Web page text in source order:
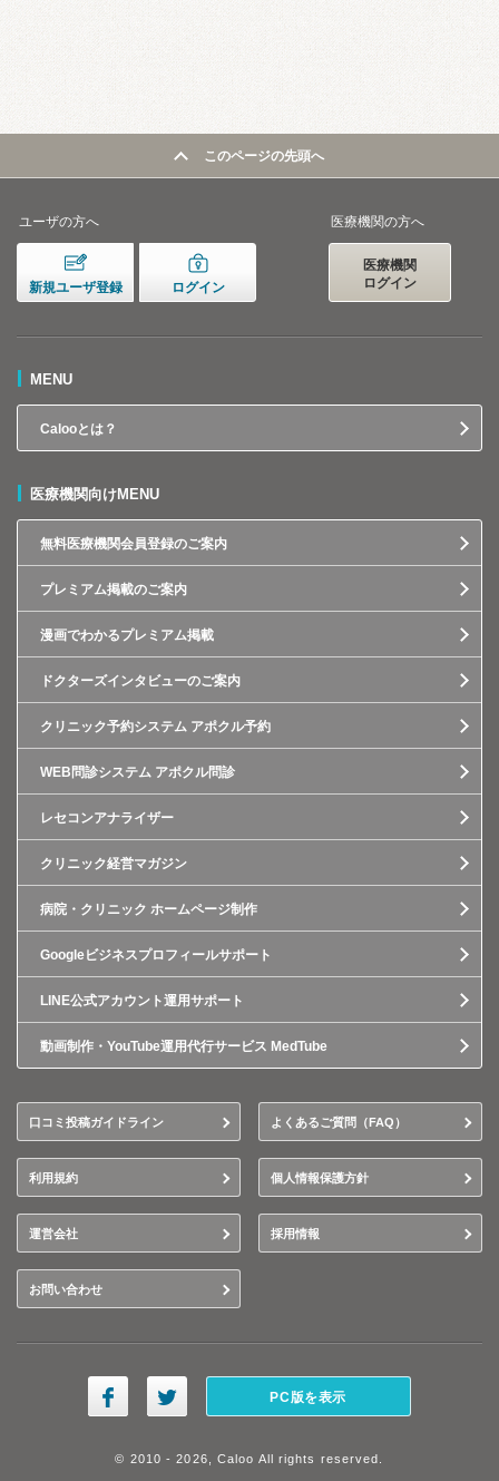
このページの先頭へ
ユーザの方へ
新規ユーザ登録 ログイン
医療機関の方へ
医療機関
ログイン
MENU
Calooとは？
医療機関向けMENU
無料医療機関会員登録のご案内
プレミアム掲載のご案内
漫画でわかるプレミアム掲載
ドクターズインタビューのご案内
クリニック予約システム アポクル予約
WEB問診システム アポクル問診
レセコンアナライザー
クリニック経営マガジン
病院・クリニック ホームページ制作
Googleビジネスプロフィールサポート
LINE公式アカウント運用サポート
動画制作・YouTube運用代行サービス MedTube
口コミ投稿ガイドライン よくあるご質問（FAQ）
利用規約 個人情報保護方針
運営会社 採用情報
お問い合わせ
PC版を表示
© 2010 - 2026, Caloo All rights reserved.